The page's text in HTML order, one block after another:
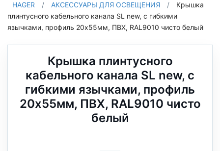
HAGER
/ АКСЕССУАРЫ ДЛЯ ОСВЕЩЕНИЯ /
Крышка
плинтусного кабельного канала SL new, с гибкими
язычками, профиль 20х55мм, ПВХ, RAL9010 чисто белый
Крышка плинтусного
кабельного канала SL new, с
гибкими язычками, профиль
20х55мм, ПВХ, RAL9010 чисто
белый